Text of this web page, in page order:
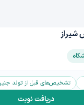
شیراز
دریافت نوبت